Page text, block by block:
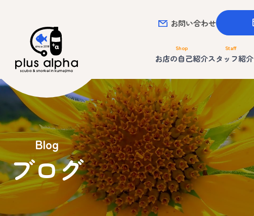
お問い合わせ
Shop
お店の自己紹介
Staff
スタッフ紹介
Blog
ブログ